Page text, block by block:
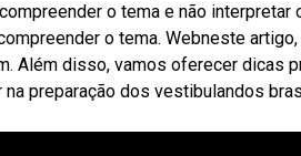
o tema e não
o tema. Webneste
Além disso, vamos oferecer dicas
na preparação dos vestibulandos